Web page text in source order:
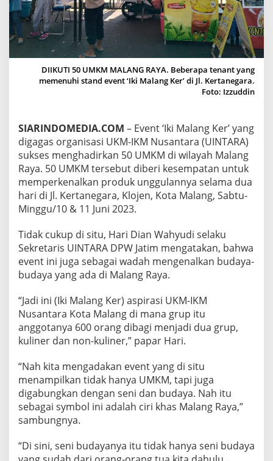
A
L
A
N
R
A
Y
0
U
M
K
M
R
A
K
A
N
E
N
T
‘
I
K
M
L
N
E
R
DIIKUTI 50 UMKM MALANG RAYA. Beberapa tenant yang
memenuhi stand event ‘Iki Malang Ker’ di Jl. Kertanegara.
Foto: Izzuddin
SIARINDOMEDIA.COM – Event ‘Iki Malang Ker’ yang
digagas organisasi UKM-IKM Nusantara (UINTARA)
sukses menghadirkan 50 UMKM di wilayah Malang
Raya. 50 UMKM tersebut diberi kesempatan untuk
memperkenalkan produk unggulannya selama dua
hari di Jl. Kertanegara, Klojen, Kota Malang, Sabtu-
Minggu/10 & 11 Juni 2023.
Tidak cukup di situ, Hari Dian Wahyudi selaku
Sekretaris UINTARA DPW Jatim mengatakan, bahwa
event ini juga sebagai wadah mengenalkan budaya-
budaya yang ada di Malang Raya.
“Jadi ini (Iki Malang Ker) aspirasi UKM-IKM
Nusantara Kota Malang di mana grup itu
anggotanya 600 orang dibagi menjadi dua grup,
kuliner dan non-kuliner,” papar Hari.
“Nah kita mengadakan event yang di situ
menampilkan tidak hanya UMKM, tapi juga
digabungkan dengan seni dan budaya. Nah itu
sebagai symbol ini adalah ciri khas Malang Raya,”
sambungnya.
“Di sini, seni budayanya itu tidak hanya seni budaya